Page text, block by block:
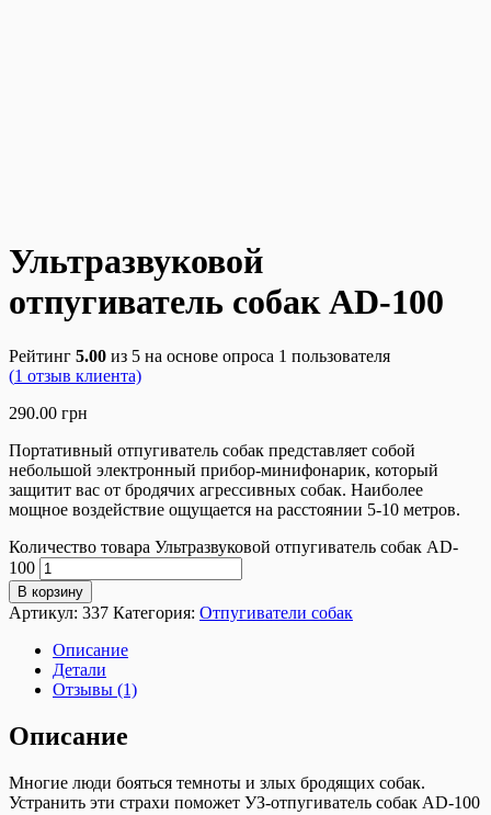
Ультразвуковой
отпугиватель собак AD-100
Рейтинг 5.00 из 5 на основе опроса 1 пользователя
(1 отзыв клиента)
290.00 грн
Портативный отпугиватель собак представляет собой
небольшой электронный прибор-минифонарик, который
защитит вас от бродячих агрессивных собак. Наиболее
мощное воздействие ощущается на расстоянии 5-10 метров.
Количество товара Ультразвуковой отпугиватель собак AD-
100
В корзину
Артикул: 337 Категория: Отпугиватели собак
Описание
Детали
Отзывы (1)
Описание
Многие люди бояться темноты и злых бродящих собак.
Устранить эти страхи поможет УЗ-отпугиватель собак AD-100